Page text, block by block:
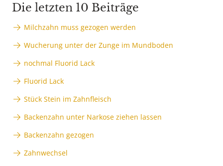
Die letzten 10 Beiträge
Milchzahn muss gezogen werden
Wucherung unter der Zunge im Mundboden
nochmal Fluorid Lack
Fluorid Lack
Stück Stein im Zahnfleisch
Backenzahn unter Narkose ziehen lassen
Backenzahn gezogen
Zahnwechsel